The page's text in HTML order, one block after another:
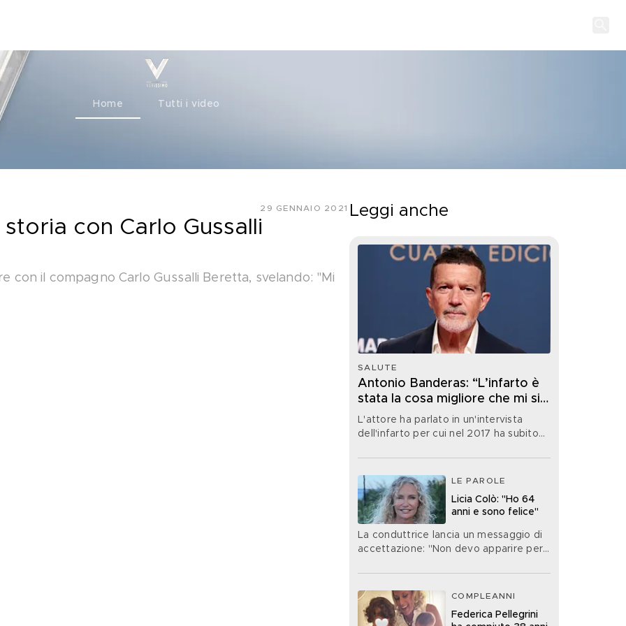
Home Tutti i video
29 GENNAIO 2021
con Carlo Gussalli
con il compagno Carlo Gussalli Beretta, svelando: "Mi
Leggi anche
SALUTE
Antonio Banderas: “L’infarto è
stata la cosa migliore che mi sia
mai capitata nella vita”
L'attore ha parlato in un'intervista
dell'infarto per cui nel 2017 ha subito
LE PAROLE
Licia Colò: "Ho 64
anni e sono felice"
La conduttrice lancia un messaggio di
accettazione: "Non devo apparire per
COMPLEANNI
Federica Pellegrini